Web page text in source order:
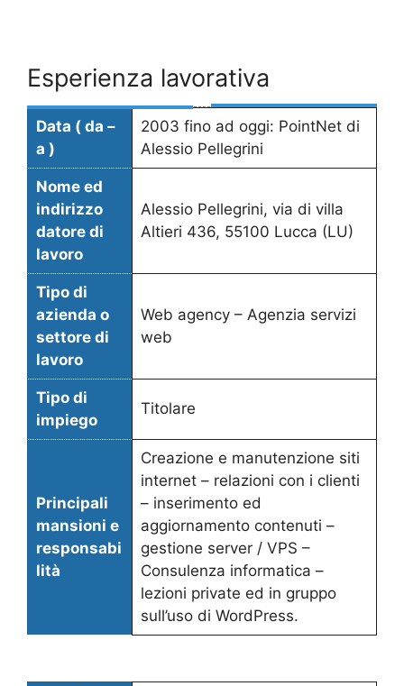
Esperienza lavorativa
Data ( da –
a )
2003 fino ad oggi: PointNet di
Alessio Pellegrini
Nome ed
indirizzo
datore di
lavoro
Alessio Pellegrini, via di villa
Altieri 436, 55100 Lucca (LU)
Tipo di
azienda o
settore di
lavoro
Web agency – Agenzia servizi
web
Tipo di
impiego
Titolare
Principali
mansioni e
responsabi
lità
Creazione e manutenzione siti
internet – relazioni con i clienti
– inserimento ed
aggiornamento contenuti –
gestione server / VPS –
Consulenza informatica –
lezioni private ed in gruppo
sull’uso di WordPress.